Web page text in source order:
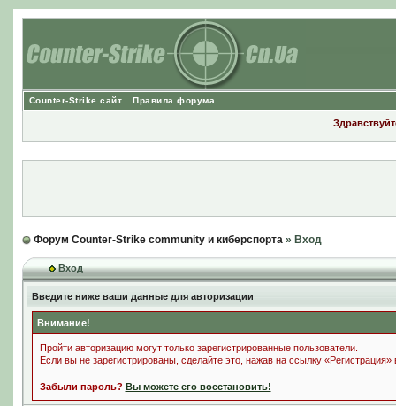
Counter-Strike сайт Правила форума
Форум Counter-Strike community и киберспорта» Вход
Вход
Введите ниже ваши данные для авторизации
Внимание!
Пройти авторизацию могут только зарегистрированные пользователи.
Если вы не зарегистрированы, сделайте это, нажав на ссылку
Забыли пароль? Вы можете его восстановить!